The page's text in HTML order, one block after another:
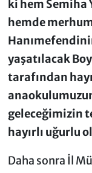
ki hem Semiha
hemde
yaşatılacak
tarafından
geleceğimizin
hayırlı uğurlu
Daha sonra İl